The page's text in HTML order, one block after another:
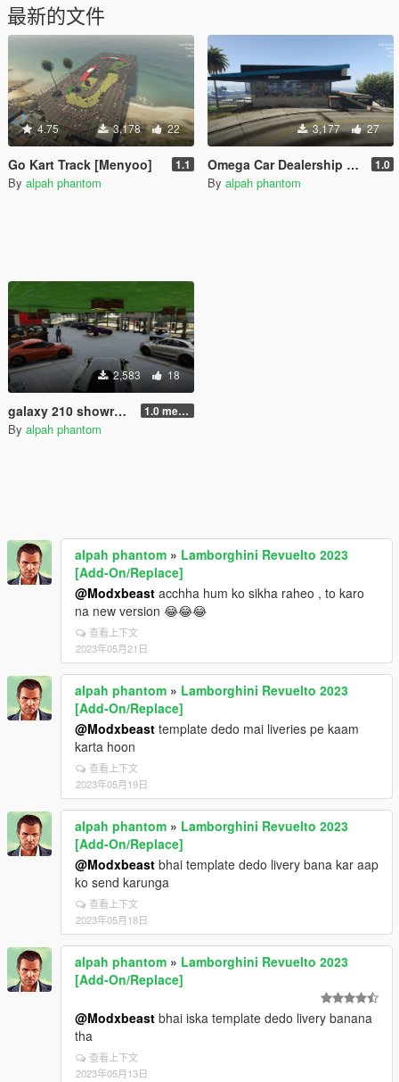
最新的文件
4.75 3,178 22
Go Kart Track [Menyoo] 1.1
By alpah phantom
3,177 27
Omega Car Dealership [Menyoo] [Mapbuilder] 1.0
By alpah phantom
2,583 18
galaxy 210 showroom or personal garage 1.0 menyoo
By alpah phantom
alpah phantom » Lamborghini Revuelto 2023
[Add-On/Replace]
@Modxbeast acchha hum ko sikha raheo , to karo
na new version 😂😂😂
查看上下文
2023年05月21日
alpah phantom » Lamborghini Revuelto 2023
[Add-On/Replace]
@Modxbeast template dedo mai liveries pe kaam
karta hoon
查看上下文
2023年05月19日
alpah phantom » Lamborghini Revuelto 2023
[Add-On/Replace]
@Modxbeast bhai template dedo livery bana kar aap
ko send karunga
查看上下文
2023年05月18日
alpah phantom » Lamborghini Revuelto 2023
[Add-On/Replace]
@Modxbeast bhai iska template dedo livery banana
tha
查看上下文
2023年05月13日